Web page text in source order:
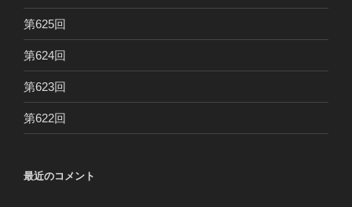
第625回
第624回
第623回
第622回
最近のコメント